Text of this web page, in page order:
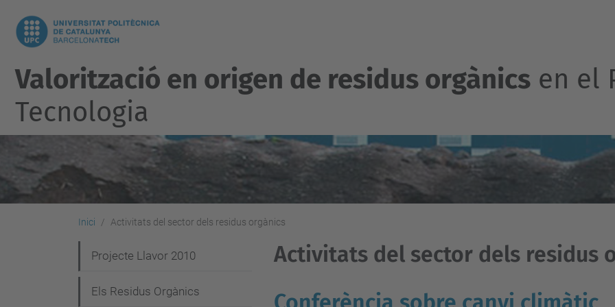
Valorització en origen de residus orgànicsen el
Tecnologia
Inici Activitats del sector dels residus orgànics
Activitats del sector dels residus
a
Projecte Llavor 2010
Els Residus Orgànics